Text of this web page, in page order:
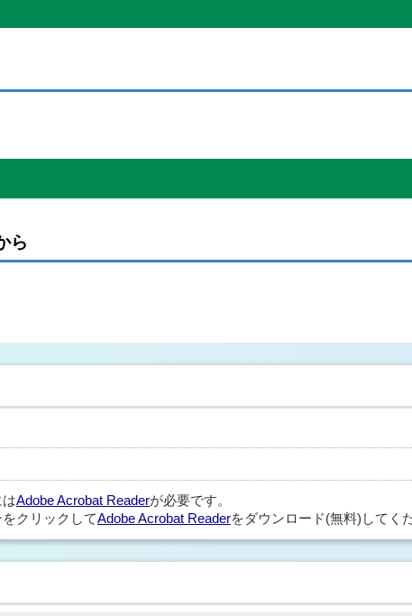
ら
Adobe Acrobat Readerが必要です。
クリックしてAdobe Acrobat Readerをダウンロード(無料)してく